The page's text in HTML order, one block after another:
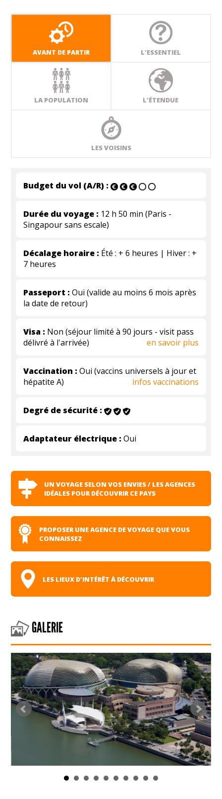
AVANT DE PARTIR L'ESSENTIEL
LA POPULATION L'ÉTENDUE
LES VOISINS
Budget du vol (A/R) :
Durée du voyage : 12 h 50 min (Paris -
Singapour sans escale)
Décalage horaire : Été : + 6 heures | Hiver : +
7 heures
Passeport : Oui (valide au moins 6 mois après
la date de retour)
Visa : Non (séjour limité à 90 jours - visit pass
délivré à l'arrivée)
en savoir plus
Vaccination : Oui (vaccins universels à jour et
hépatite A)
infos vaccinations
Degré de sécurité :
Adaptateur électrique : Oui
UN VOYAGE SELON VOS ENVIES / LES AGENCES
IDÉALES POUR DÉCOUVRIR CE PAYS
PROPOSER UNE AGENCE DE VOYAGE QUE VOUS
CONNAISSEZ
LES LIEUX D'INTÉRÊT À DÉCOUVRIR
GALERIE